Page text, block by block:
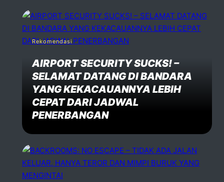
Rekomendasi
AIRPORT SECURITY SUCKS! –
SELAMAT DATANG DI BANDARA
YANG KEKACAUANNYA LEBIH
CEPAT DARI JADWAL
PENERBANGAN